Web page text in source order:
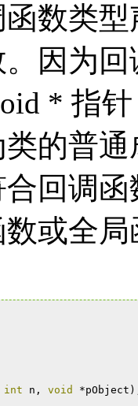
数类
因为
* 指
的普
回调
或全
int n , void *pObject